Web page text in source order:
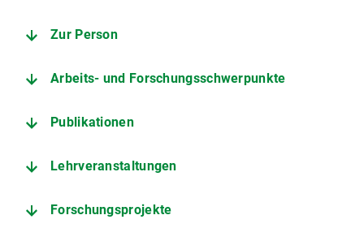
Zur Person
Arbeits- und Forschungsschwerpunkte
Publikationen
Lehrveranstaltungen
Forschungsprojekte